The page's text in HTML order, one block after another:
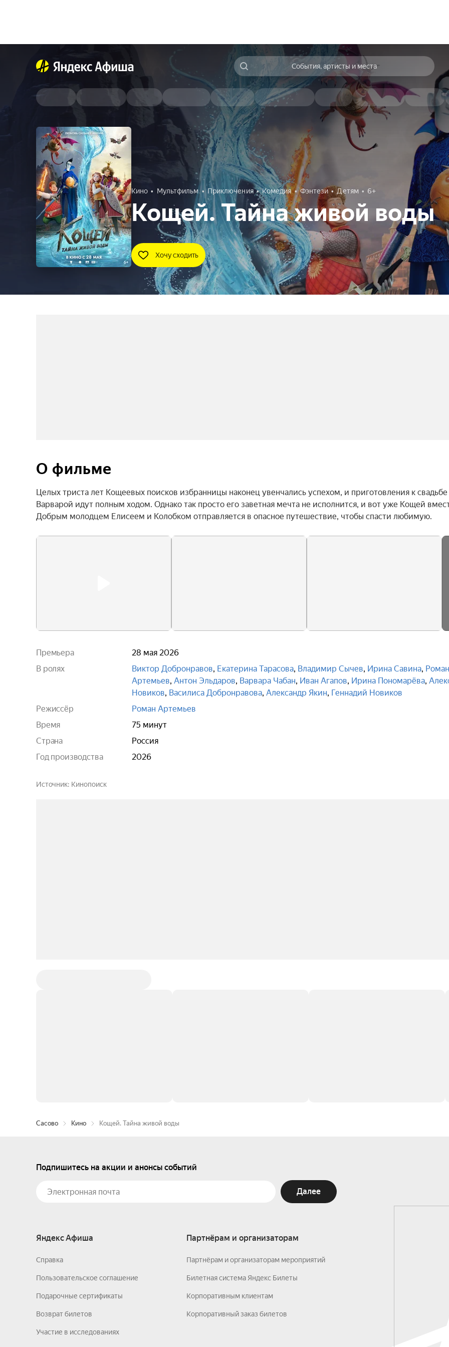
События, артисты и места
Кино Мультфильм Приключения Комедия Фэнтези Детям 6+
Кощей. Тайна живой воды
Хочу сходить
О фильме
Целых триста лет Кощеевых поисков избранницы наконец увенчались успехом, и приготовления к свадьбе
Варварой идут полным ходом. Однако так просто его заветная мечта не исполнится, и вот уже Кощей
Добрым молодцем Елисеем и Колобком отправляется в опасное путешествие, чтобы спасти любимую.
Премьера
28 мая 2026
В ролях
Виктор Добронравов, Екатерина Тарасова, Владимир Сычев, Ирина Савина, Роман
Артемьев, Антон Эльдаров, Варвара Чабан, Иван Агапов, Ирина Пономарёва,
Новиков, Василиса Добронравова, Александр Якин, Геннадий Новиков
Режиссёр
Роман Артемьев
Время
75 минут
Страна
Россия
Год производства
2026
Источник Кинопоиск
Сасово Кино Кощей. Тайна живой воды
Подпишитесь на акции и анонсы событий
Далее
Яндекс Афиша
Справка
Пользовательское соглашение
Подарочные сертификаты
Возврат билетов
Участие в исследованиях
Партнёрам и организаторам
Партнёрам и организаторам мероприятий
Билетная система Яндекс Билеты
Корпоративным клиентам
Корпоративный заказ билетов